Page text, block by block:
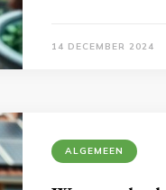
14 DECEMBER 2024
ALGEMEEN